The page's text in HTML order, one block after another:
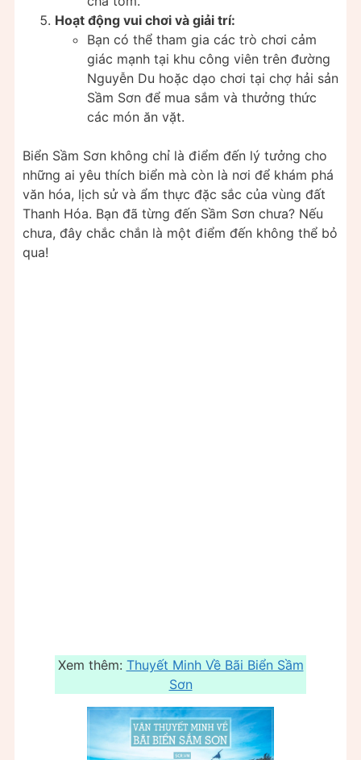
Hoạt động vui chơi và giải trí:
Bạn có thể tham gia các trò chơi cảm
giác mạnh tại khu công viên trên đường
Nguyễn Du hoặc dạo chơi tại chợ hải sản
Sầm Sơn để mua sắm và thưởng thức
các món ăn vặt.
Biển Sầm Sơn không chỉ là điểm đến lý tưởng cho
những ai yêu thích biển mà còn là nơi để khám phá
văn hóa, lịch sử và ẩm thực đặc sắc của vùng đất
Thanh Hóa. Bạn đã từng đến Sầm Sơn chưa? Nếu
chưa, đây chắc chắn là một điểm đến không thể bỏ
qua! ️
Xem thêm: Thuyết Minh Về Bãi Biển Sầm
Sơn